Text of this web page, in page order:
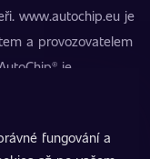
www.autochip.eu je
a provozovatelem
je
Úpravy, které
komunikacích.
fungování a